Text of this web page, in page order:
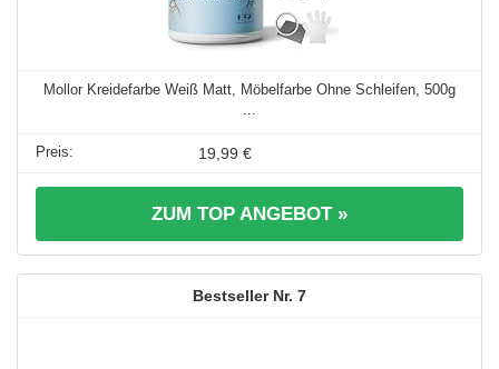
Mollor Kreidefarbe Weiß Matt, Möbelfarbe Ohne Schleifen, 500g
19,99 €
ZUM TOP ANGEBOT »
7